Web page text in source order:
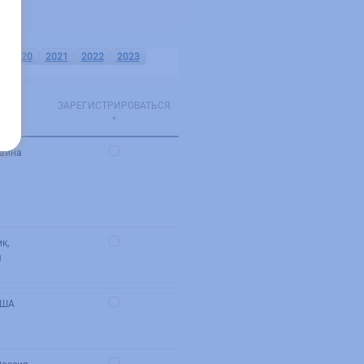
2020 2021 2022
2023
ЗАРЕГИСТРИРОВАТЬСЯ
*